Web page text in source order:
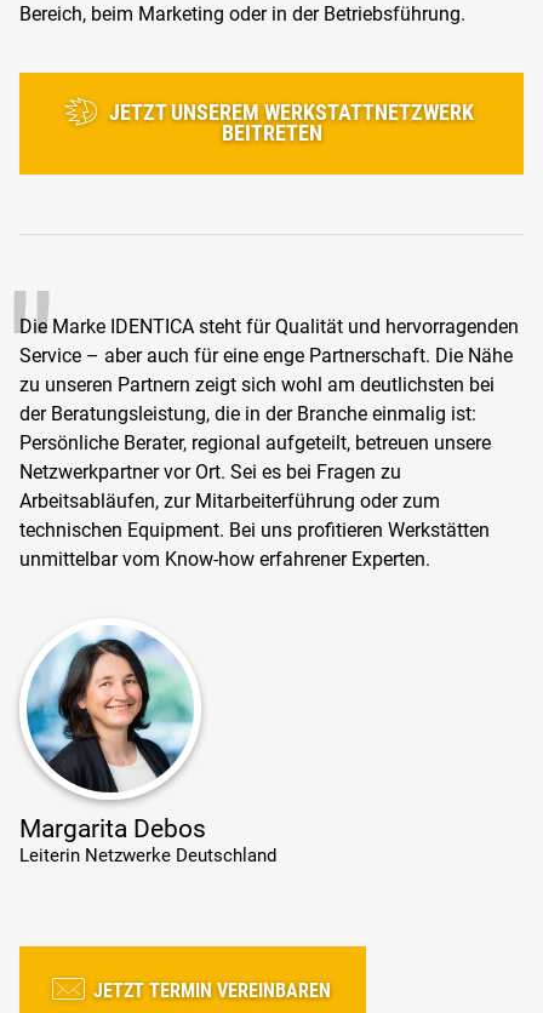
Bereich, beim Marketing oder in der Betriebsführung.
JETZT UNSEREM WERKSTATTNETZWERK
BEITRETEN
Die Marke IDENTICA steht für Qualität und hervorragenden
Service – aber auch für eine enge Partnerschaft. Die Nähe
zu unseren Partnern zeigt sich wohl am deutlichsten bei
der Beratungsleistung, die in der Branche einmalig ist:
Persönliche Berater, regional aufgeteilt, betreuen unsere
Netzwerkpartner vor Ort. Sei es bei Fragen zu
Arbeitsabläufen, zur Mitarbeiterführung oder zum
technischen Equipment. Bei uns profitieren Werkstätten
unmittelbar vom Know-how erfahrener Experten.
Margarita Debos
Leiterin Netzwerke Deutschland
JETZT TERMIN VEREINBAREN